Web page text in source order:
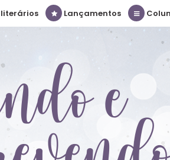
literários Lançamentos